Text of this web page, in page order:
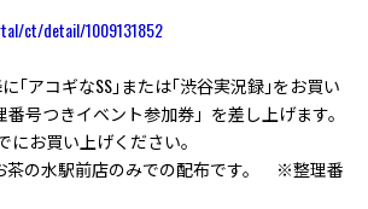
ct/detail/1009131852
｢アコギなSS｣または｢渋谷実況録｣をお買い
番号つきイベント参加券」を差し上げます。
にお買い上げください。
茶の水駅前店のみでの配布です。 ※整理番